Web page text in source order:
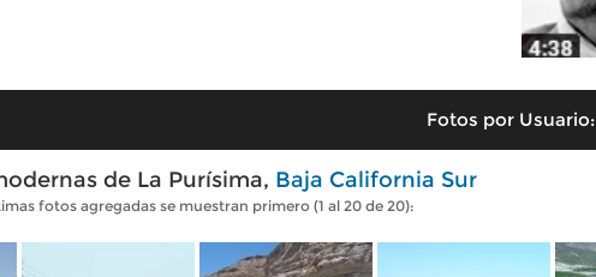
Fotos por Usuario:
de La Purísima, Baja California Sur
fotos agregadas se muestran primero (1 al 20 de 20):